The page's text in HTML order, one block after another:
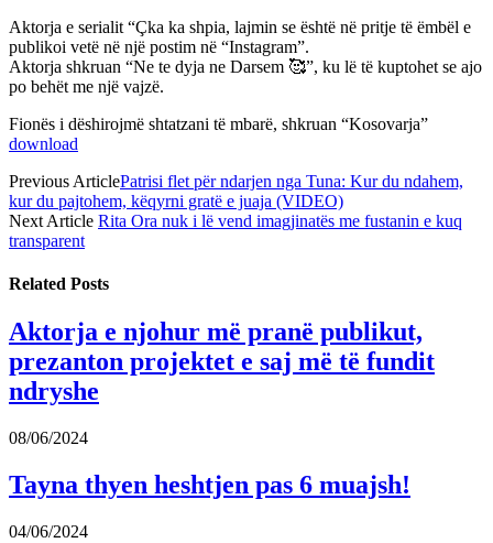
Aktorja e serialit “Çka ka shpia, lajmin se është në pritje të ëmbël e
publikoi vetë në një postim në “Instagram”.
Aktorja shkruan “Ne te dyja ne Darsem 🥰”, ku lë të kuptohet se ajo
po behët me një vajzë.
Fionës i dëshirojmë shtatzani të mbarë, shkruan “Kosovarja”
download
Previous ArticlePatrisi flet për ndarjen nga Tuna: Kur du ndahem,
kur du pajtohem, këqyrni gratë e juaja (VIDEO)
Next Article Rita Ora nuk i lë vend imagjinatës me fustanin e kuq
transparent
Related Posts
Aktorja e njohur më pranë publikut,
prezanton projektet e saj më të fundit
ndryshe
08/06/2024
Tayna thyen heshtjen pas 6 muajsh!
04/06/2024